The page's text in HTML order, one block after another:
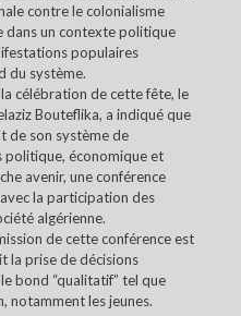
contre le colonialisme
dans un contexte politique
populaires
du système.
la célébration de cette fête, le
Bouteflika, a indiqué que
de son système de
politique, économique et
avenir, une conférence
la participation des
algérienne.
de cette conférence est
la prise de décisions
bond “qualitatif” tel que
notamment les jeunes.